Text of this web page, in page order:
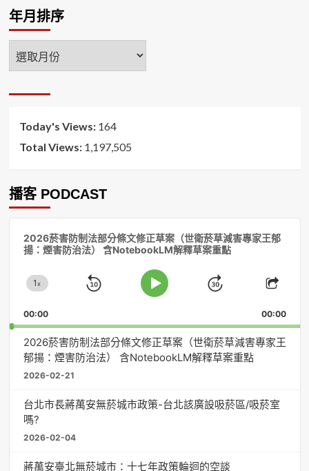
年月排序
年
月
Today's Views: 164
Total Views: 1,197,505
播客 PODCAST
2026菸害防制法部分條文修正草案（世衛菸草減害專家王郁
揚：煙害防治法） 含NotebookLM解釋草案重點
Change
Rate
1x
Skip
Play
Jump
Forward
Share
00:00 00:00
2026菸害防制法部分條文修正草案（世衛菸草減害專家王
郁揚：煙害防治法） 含NotebookLM解釋草案重點
2026-02-21
台北市長蔣萬安無菸城市政策-台北該廣設吸菸區/吸菸室
嗎?
2026-02-04
蔣萬安臺北無菸城市：十七年政策輪迴的空談